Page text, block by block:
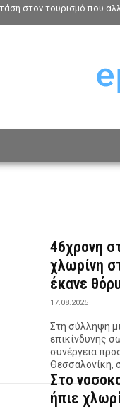
στον τουρισμό που
46χρονη
χλωρίνη
έκανε
17.08.2025
Στη σύλληψη
επικίνδυνης
συνέργεια
Θεσσαλονίκη,
Στο
ήπιε